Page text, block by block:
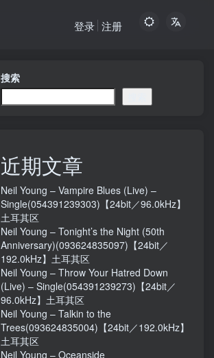
登录 注册
搜索
近期文章
Neil Young – Vampire Blues (Live) –
Single(054391239303)【24bit／96.0kHz】
土耳其区
Neil Young – Tonight’s the Night (50th
Anniversary)(093624835097)【24bit／
192.0kHz】土耳其区
Neil Young – Throw Your Hatred Down
(Live) – Single(054391239273)【24bit／
96.0kHz】土耳其区
Neil Young – Talkin to the
Trees(093624835004)【24bit／192.0kHz】
土耳其区
Neil Young – Oceanside